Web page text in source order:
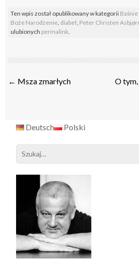
Ten wpis został opublikowany w kategorii
Boże Narodzenie diabeł Peter Christen
ulubionych permalink
Post
← Msza zmarłych
O
Deutsch Polski